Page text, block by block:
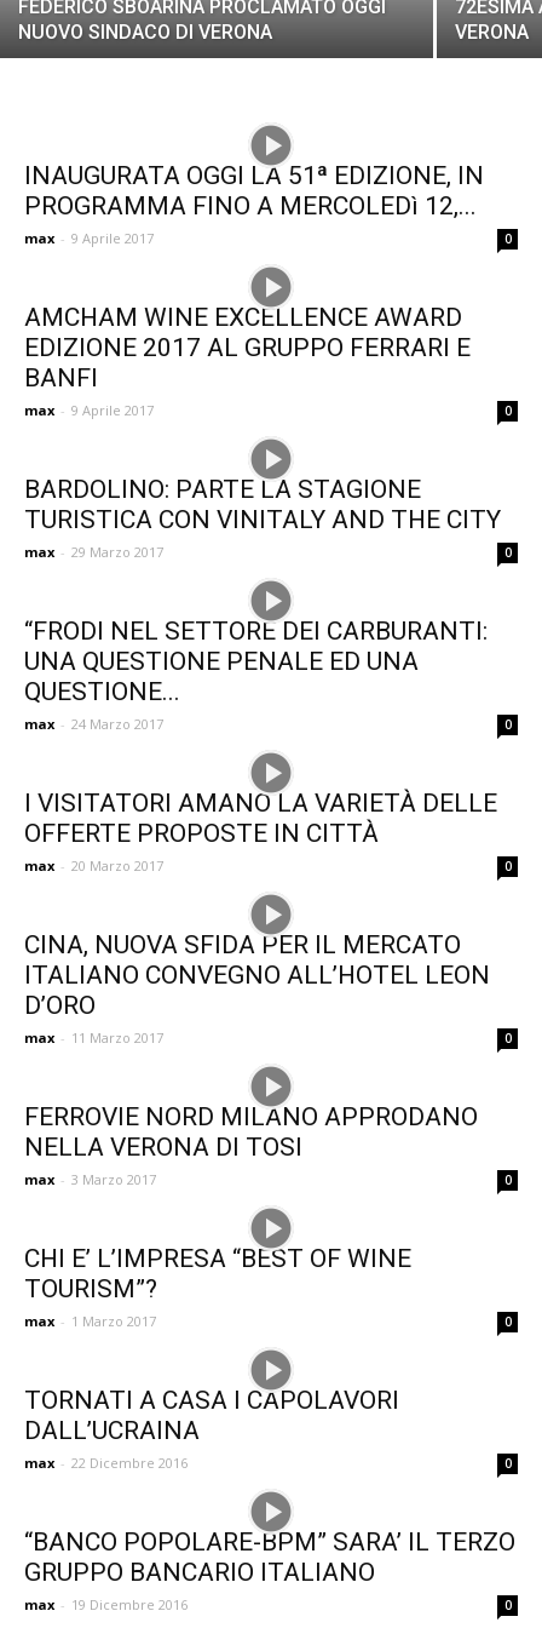
FEDERICO SBOARINA PROCLAMATO OGGI
NUOVO SINDACO DI VERONA
72ESIMA
VERONA
INAUGURATA OGGI LA 51ª EDIZIONE, IN
PROGRAMMA FINO A MERCOLEDì 12,...
max - 9 Aprile 2017 0
AMCHAM WINE EXCELLENCE AWARD
EDIZIONE 2017 AL GRUPPO FERRARI E
BANFI
max - 9 Aprile 2017 0
BARDOLINO: PARTE LA STAGIONE
TURISTICA CON VINITALY AND THE CITY
max - 29 Marzo 2017 0
“FRODI NEL SETTORE DEI CARBURANTI:
UNA QUESTIONE PENALE ED UNA
QUESTIONE...
max - 24 Marzo 2017 0
I VISITATORI AMANO LA VARIETÀ DELLE
OFFERTE PROPOSTE IN CITTÀ
max - 20 Marzo 2017 0
CINA, NUOVA SFIDA PER IL MERCATO
ITALIANO CONVEGNO ALL’HOTEL LEON
D’ORO
max - 11 Marzo 2017 0
FERROVIE NORD MILANO APPRODANO
NELLA VERONA DI TOSI
max - 3 Marzo 2017 0
CHI E’ L’IMPRESA “BEST OF WINE
TOURISM”?
max - 1 Marzo 2017 0
TORNATI A CASA I CAPOLAVORI
DALL’UCRAINA
max - 22 Dicembre 2016 0
“BANCO POPOLARE-BPM” SARA’ IL TERZO
GRUPPO BANCARIO ITALIANO
max - 19 Dicembre 2016 0